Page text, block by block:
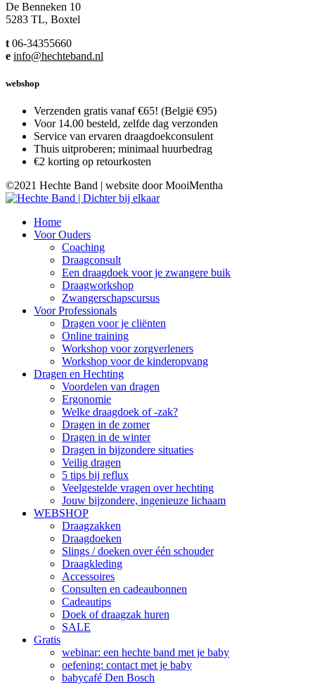
De Benneken 10
5283 TL, Boxtel
t 06-34355660
e info@hechteband.nl
webshop
Verzenden gratis vanaf €65! (België €95)
Voor 14.00 besteld, zelfde dag verzonden
Service van ervaren draagdoekconsulent
Thuis uitproberen; minimaal huurbedrag
€2 korting op retourkosten
©2021 Hechte Band | website door MooiMentha
Home
Voor Ouders
Coaching
Draagconsult
Een draagdoek voor je zwangere buik
Draagworkshop
Zwangerschapscursus
Voor Professionals
Dragen voor je cliënten
Online training
Workshop voor zorgverleners
Workshop voor de kinderopvang
Dragen en Hechting
Voordelen van dragen
Ergonomie
Welke draagdoek of -zak?
Dragen in de zomer
Dragen in de winter
Dragen in bijzondere situaties
Veilig dragen
5 tips bij reflux
Veelgestelde vragen over hechting
Jouw bijzondere, ingenieuze lichaam
WEBSHOP
Draagzakken
Draagdoeken
Slings / doeken over één schouder
Draagkleding
Accessoires
Consulten en cadeaubonnen
Cadeautips
Doek of draagzak huren
SALE
Gratis
webinar: een hechte band met je baby
oefening: contact met je baby
babycafé Den Bosch